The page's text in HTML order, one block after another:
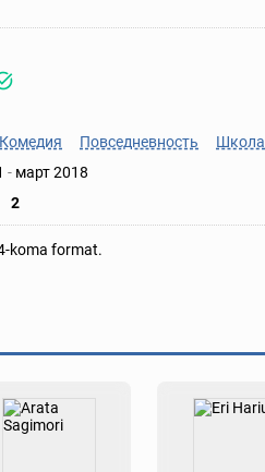
Комедия Повседневность
Школа
- март 2018
2
koma format.